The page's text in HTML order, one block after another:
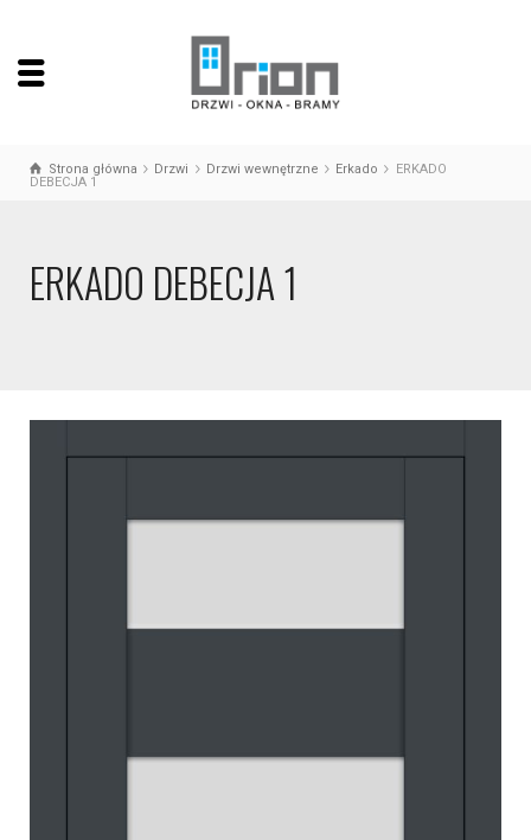
Strona główna Drzwi Drzwi wewnętrzne Erkado
ERKADO
DEBECJA 1
ERKADO DEBECJA 1